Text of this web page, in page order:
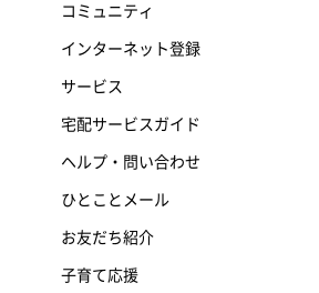
コミュニティ
インターネット登録
サービス
宅配サービスガイド
ヘルプ・問い合わせ
ひとことメール
お友だち紹介
子育て応援